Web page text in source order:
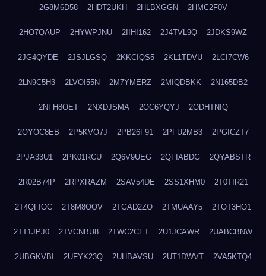
2G8M6D58 2HDT2UKH 2HLBXGGN 2HMC2F0V
2HO7QAUP 2HYWPJNU 2IIHI162 2J4TVL9Q 2JDKS9WZ
2JG4QYDE 2JSJLGSQ 2KKCIQS5 2KL1TDVU 2LCI7CW6
2LN9C5H3 2LVOI55N 2M7YMERZ 2MIQDBKK 2N165DB2
2NFH8OET 2NXDJSMA 2OC6YQYJ 2ODHTNIQ
2OYOC8EB 2P5KVO7J 2PB26F91 2PFU2MB3 2PGICZT7
2PJA33U1 2PK01RCU 2Q6V9UEG 2QFIABDG 2QYABSTR
2R02B74P 2RPXRAZM 2SAV54DE 2SS1XHM0 2T0TIR21
2T4QFIOC 2T8M8OOV 2TGAD2ZO 2TMUAAY5 2TOT3HO1
2TT1JPJ0 2TVCNBU8 2TWC2CET 2U1JCAWR 2UABCBNW
2UBGKVBI 2UFYK23Q 2UHBAVSU 2UT1DWVT 2VA5KTQ4